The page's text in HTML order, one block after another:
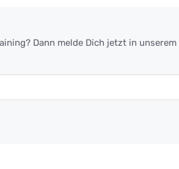
Dann melde Dich jetzt in unserem